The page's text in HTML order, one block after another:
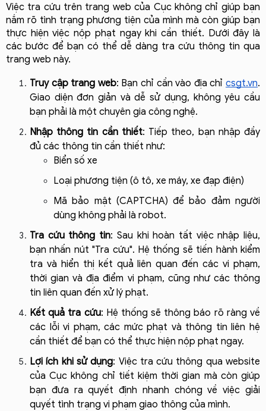
Việc tra cứu trên trang web của Cục không chỉ giúp bạn
nắm rõ tình trạng phương tiện của mình mà còn giúp bạn
thực hiện việc nộp phạt ngay khi cần thiết. Dưới đây là
các bước để bạn có thể dễ dàng tra cứu thông tin qua
trang web này.
Truy cập trang web: Bạn chỉ cần vào địa chỉ csgt.vn.
Giao diện đơn giản và dễ sử dụng, không yêu cầu
bạn phải là một chuyên gia công nghệ.
Nhập thông tin cần thiết: Tiếp theo, bạn nhập đầy
đủ các thông tin cần thiết như:
Biển số xe
Loại phương tiện (ô tô, xe máy, xe đạp điện)
Mã bảo mật (CAPTCHA) để bảo đảm người
dùng không phải là robot.
Tra cứu thông tin: Sau khi hoàn tất việc nhập liệu,
bạn nhấn nút "Tra cứu". Hệ thống sẽ tiến hành kiểm
tra và hiển thị kết quả liên quan đến các vi phạm,
thời gian và địa điểm vi phạm, cũng như các thông
tin liên quan đến xử lý phạt.
Kết quả tra cứu: Hệ thống sẽ thông báo rõ ràng về
các lỗi vi phạm, các mức phạt và thông tin liên hệ
cần thiết để bạn có thể thực hiện nộp phạt ngay.
Lợi ích khi sử dụng: Việc tra cứu thông qua website
của Cục không chỉ tiết kiệm thời gian mà còn giúp
bạn đưa ra quyết định nhanh chóng về việc giải
quyết tình trạng vi phạm giao thông của mình.